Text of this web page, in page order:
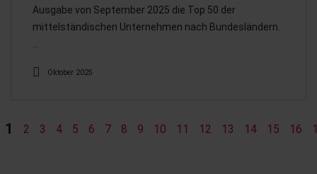
Ausgabe von September 2025 die Top 50 der
mittelständischen Unternehmen nach Bundesländern.
…
Oktober 2025
1 2 3 4 5 6 7 8 9 10 11 12 13 14 15 16